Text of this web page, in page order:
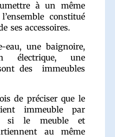
à un même
constitué
ses accessoires.
eau, une baignoire,
électrique, une
des immeubles
de préciser que le
immeuble par
si le meuble et
au même